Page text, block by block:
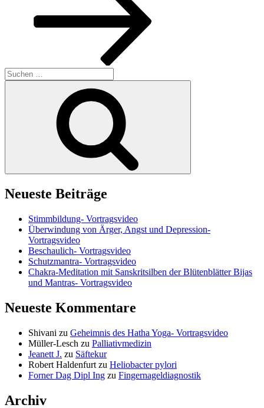
Suchen
nach:
Neueste Beiträge
Stimmbildung- Vortragsvideo
Überwindung von Ärger, Angst und Depression-
Vortragsvideo
Beschaulich- Vortragsvideo
Schutzmantra- Vortragsvideo
Chakra-Meditation mit Sanskritsilben der Blütenblätter Bijas
und Mantras- Vortragsvideo
Neueste Kommentare
Shivani zu Geheimnis des Hatha Yoga- Vortragsvideo
Müller-Lesch zu Palliativmedizin
Jeanett J. zu Säftekur
Robert Haldenfurt zu Heliobacter pylori
Forner Dag Dipl Ing zu Fingernageldiagnostik
Archiv